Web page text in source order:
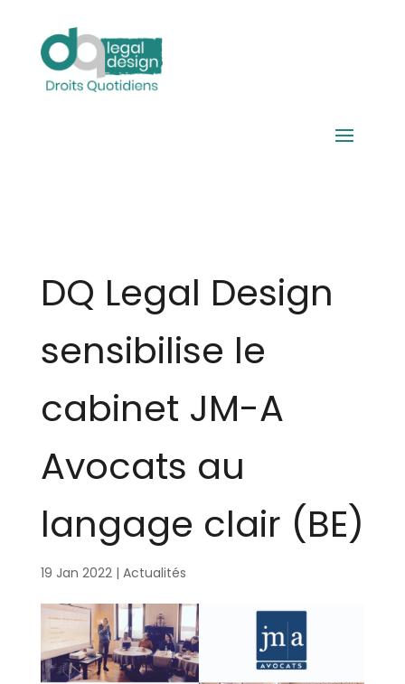
DQ Legal Design
sensibilise le
cabinet JM-A
Avocats au
langage clair (BE)
19 Jan 2022| Actualités